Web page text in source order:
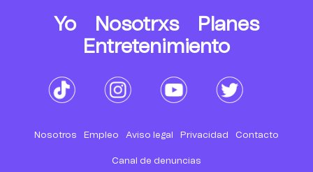
Yo Nosotrxs
Planes
Entretenimiento
Nosotros Empleo Aviso legal Privacidad Contacto
Canal de denuncias